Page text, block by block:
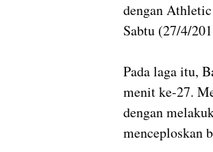
dengan
Sabtu (27/4/
Pada laga itu,
menit ke-27.
dengan
menceploskan